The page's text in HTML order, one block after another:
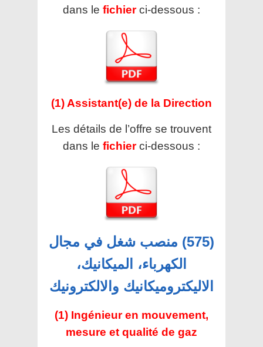
dans le fichier ci-dessous :
(1) Assistant(e) de la Direction
Les détails de l’offre se trouvent
dans le fichier ci-dessous :
(575) منصب شغل في مجال
الكهرباء، الميكانيك،
الاليكتروميكانيك والالكترونيك
(1) Ingénieur en mouvement,
mesure et qualité de gaz